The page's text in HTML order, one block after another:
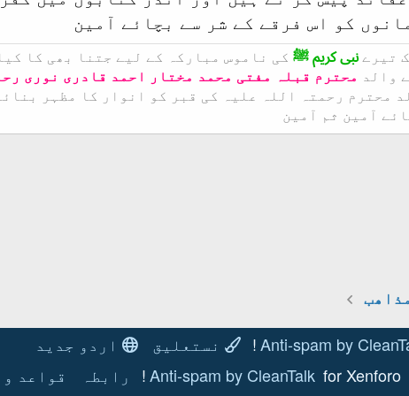
کو اس فرقے کے شر سے بچائے آمین
تیرےنبی کریم ﷺ کی ناموس مبارکہ کے لیے جتنا بھی کا
والد محترم قبلہ مفتی محمد مختار احمد قادری نوری
محترم رحمتہ اللہ علیہ کی قبر کو انوار کا مظہر
آمین ثم آمین
Anti-spam by
نستعلیق
اردو جدید
Anti-spam by CleanTalk for Xenforo! رابطہ قواعد